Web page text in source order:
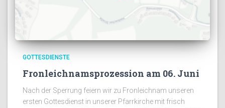
GOTTESDIENSTE
Fronleichnamsprozession am 06. Juni
Nach der Sperrung feiern wir zu Fronleichnam unseren
ersten Gottesdienst in unserer Pfarrkirche mit frisch